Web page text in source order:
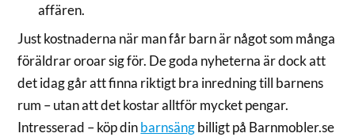
affären.
Just kostnaderna när man får barn är något som många
föräldrar oroar sig för. De goda nyheterna är dock att
det idag går att finna riktigt bra inredning till barnens
rum – utan att det kostar alltför mycket pengar.
Intresserad – köp dinbarnsängbilligt på Barnmobler.se